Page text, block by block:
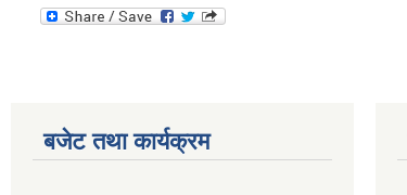
बजेट तथा कार्यक्रम